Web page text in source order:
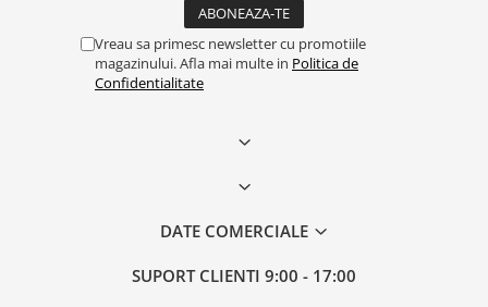
Vreau sa primesc newsletter cu promotiile
magazinului. Afla mai multe in Politica de
Confidentialitate
DATE COMERCIALE
SUPORT CLIENTI 9:00 - 17:00